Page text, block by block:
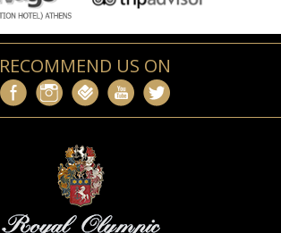
RECOMMEND US ON